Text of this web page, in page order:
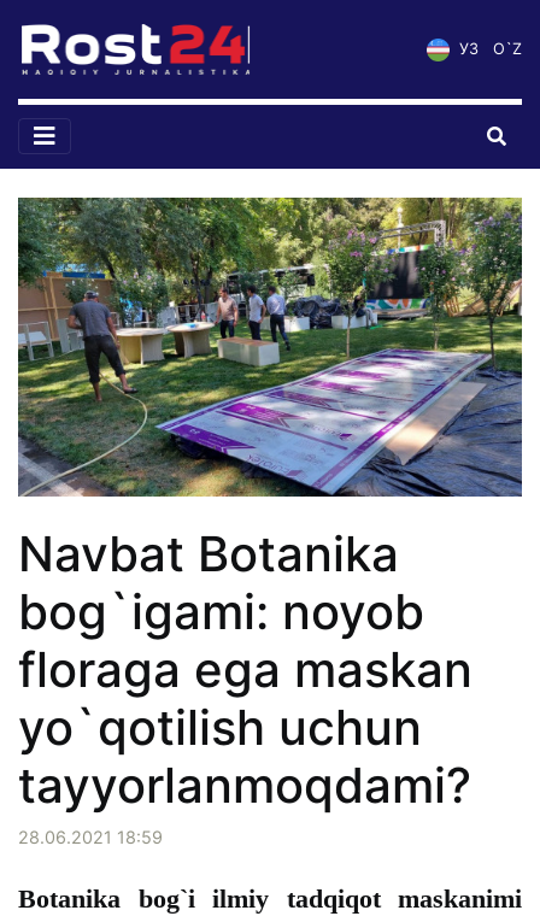
УЗ O`Z
Navbat Botanika
bog`igami: noyob
floraga ega maskan
yo`qotilish uchun
tayyorlanmoqdami?
28.06.2021 18:59
Botanika bog`i ilmiy tadqiqot maskanimi